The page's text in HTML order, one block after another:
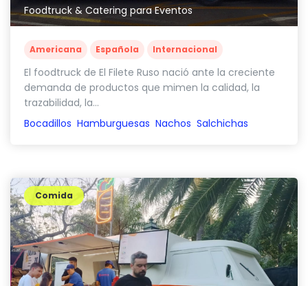
Foodtruck & Catering para Eventos
Americana Española Internacional
El foodtruck de El Filete Ruso nació ante la creciente
demanda de productos que mimen la calidad, la
trazabilidad, la...
Bocadillos Hamburguesas Nachos Salchichas
Comida